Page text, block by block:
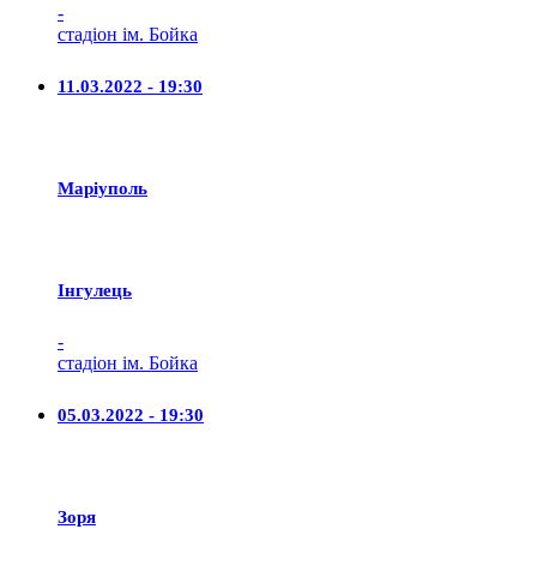
-
стадіон ім. Бойка
11.03.2022 - 19:30
Маріуполь
Iнгулець
-
стадіон ім. Бойка
05.03.2022 - 19:30
Зоря